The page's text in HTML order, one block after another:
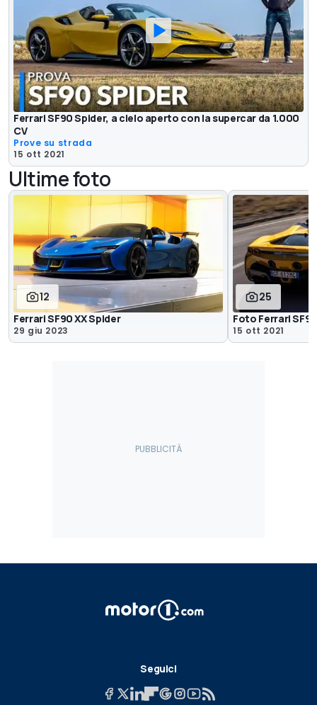
Ferrari SF90 Spider, a cielo aperto con la supercar da 1.000
CV
Prove su strada
15 ott 2021
Ultime foto
12
Ferrari SF90 XX Spider
29 giu 2023
25
Foto Ferrari
15 ott 2021
Seguici